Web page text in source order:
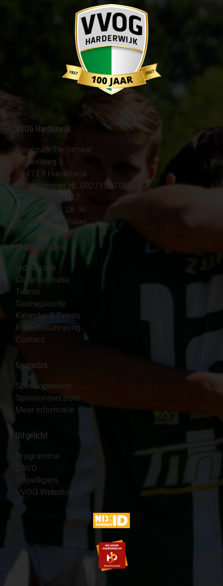
VVOG Harderwijk
Sportpark 'De Strokel'
Strokelweg 5
3847 LR Harderwijk
BTW Nummer NL 002715910B01
KvK Nr 40094437
☎︎ 0341 - 41 28 96
✉︎ Contactformulier
Clubinformatie
Lid worden
Clubinformatie
Teams
Gedragscode
Kalender & Events
Routebeschrijving
Contact
Sponsors
Sponsornieuws
Sponsoroverzicht
Meer informatie
Uitgelicht
Programma
ZAVO
Vrijwilligers
VVOG Webshop